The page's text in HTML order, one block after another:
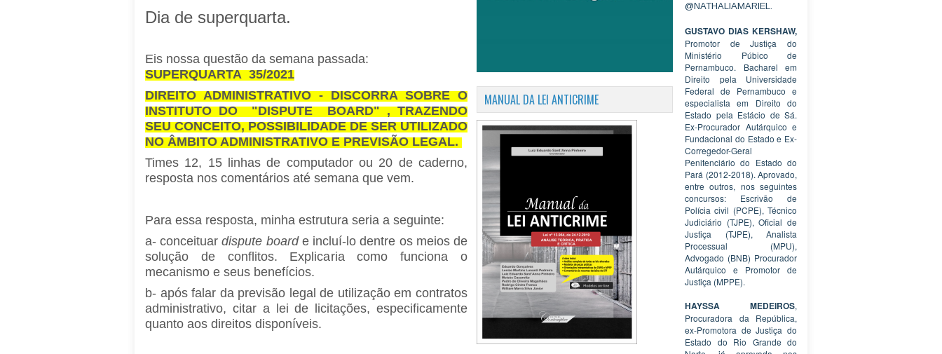
Dia de superquarta.
Eis nossa questão da semana passada:
SUPERQUARTA 35/2021
DIREITO ADMINISTRATIVO - DISCORRA SOBRE O
INSTITUTO DO "DISPUTE BOARD" , TRAZENDO
SEU CONCEITO, POSSIBILIDADE DE SER UTILIZADO
NO ÂMBITO ADMINISTRATIVO E PREVISÃO LEGAL.
Times 12, 15 linhas de computador ou 20 de caderno,
resposta nos comentários até semana que vem.
Para essa resposta, minha estrutura seria a seguinte:
a- conceituardispute boarde incluí-lo dentre os meios de
solução de conflitos. Explicaria como funciona o
mecanismo e seus benefícios.
b- após falar da previsão legal de utilização em contratos
administrativo, citar a lei de licitações, especificamente
quanto aos direitos disponíveis.
MANUAL DA LEI ANTICRIME
@NATHALIAMARIEL.
GUSTAVO DIAS KERSHAW,
Promotor de Justiça do
Ministério Púbico de
Pernambuco. Bacharel em
Direito pela Universidade
Federal de Pernambuco e
especialista em Direito do
Estado pela Estácio de Sá.
Ex-Procurador Autárquico e
Fundacional do Estado e Ex-
Corregedor-Geral
Penitenciário do Estado do
Pará (2012-2018). Aprovado,
entre outros, nos seguintes
concursos: Escrivão de
Polícia civil (PCPE), Técnico
Judiciário (TJPE), Oficial de
Justiça (TJPE), Analista
Processual (MPU),
Advogado (BNB) Procurador
Autárquico e Promotor de
Justiça (MPPE).
HAYSSA MEDEIROS,
Procuradora da República,
ex-Promotora de Justiça do
Estado do Rio Grande do